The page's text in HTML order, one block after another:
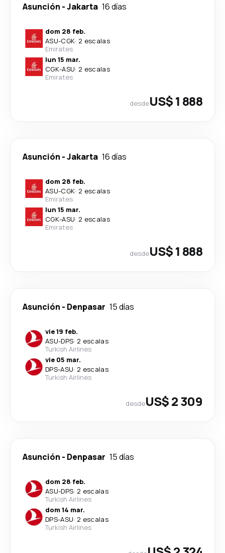
Asunción -Jakarta 16 días
dom 28 feb.
ASU-CGK· 2 escalas
Emirates
lun 15 mar.
CGK-ASU· 2 escalas
Emirates
desdeUS$ 1 888
Asunción -Jakarta 16 días
dom 28 feb.
ASU-CGK· 2 escalas
Emirates
lun 15 mar.
CGK-ASU· 2 escalas
Emirates
desdeUS$ 1 888
Asunción - Denpasar 15 días
vie 19 feb.
ASU-DPS· 2 escalas
Turkish Airlines
vie 05 mar.
DPS-ASU· 2 escalas
Turkish Airlines
desdeUS$ 2 309
Asunción - Denpasar 15 días
dom 28 feb.
ASU-DPS· 2 escalas
Turkish Airlines
dom 14 mar.
DPS-ASU· 2 escalas
Turkish Airlines